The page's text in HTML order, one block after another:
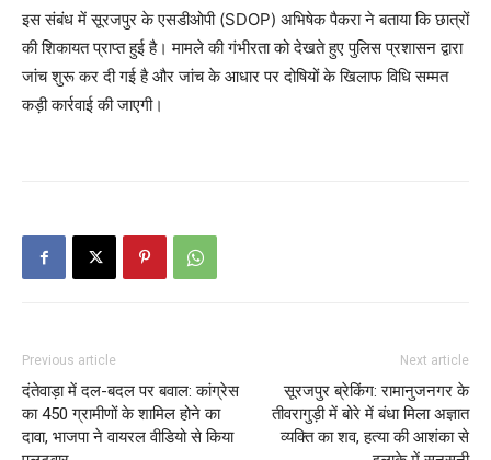
इस संबंध में सूरजपुर के एसडीओपी (SDOP) अभिषेक पैकरा ने बताया कि छात्रों
की शिकायत प्राप्त हुई है। मामले की गंभीरता को देखते हुए पुलिस प्रशासन द्वारा
जांच शुरू कर दी गई है और जांच के आधार पर दोषियों के खिलाफ विधि सम्मत
कड़ी कार्रवाई की जाएगी।
Previous article
दंतेवाड़ा में दल-बदल पर बवाल: कांग्रेस
का 450 ग्रामीणों के शामिल होने का
दावा, भाजपा ने वायरल वीडियो से किया
Next article
सूरजपुर ब्रेकिंग: रामानुजनगर के
तीवरागुड़ी में बोरे में बंधा मिला अज्ञात
व्यक्ति का शव, हत्या की आशंका से